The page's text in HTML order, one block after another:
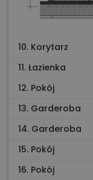
10. Korytarz
11. Łazienka
12. Pokój
13. Garderoba
14. Garderoba
15. Pokój
16. Pokój